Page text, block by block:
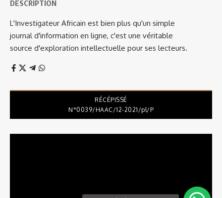
DESCRIPTION
L'Investigateur Africain est bien plus qu'un simple
journal d'information en ligne, c'est une véritable
source d'exploration intellectuelle pour ses lecteurs.
RÉCÉPISSÉ
N°0039/HAAC/12-2021/pl/P